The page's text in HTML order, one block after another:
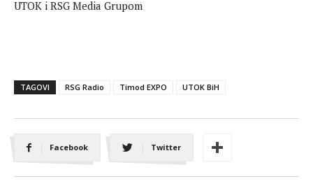
TAGOVI RSG Radio Timod EXPO UTOK BiH
Facebook Twitter